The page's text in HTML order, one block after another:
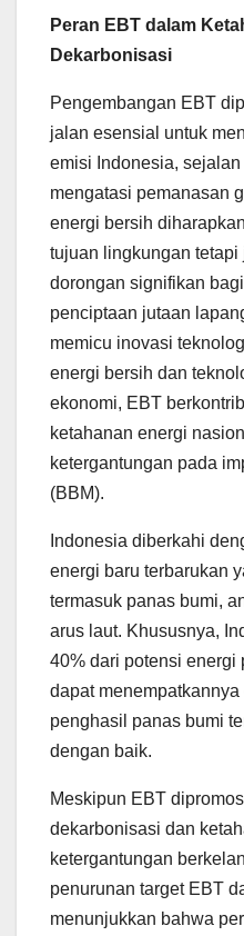
Peran EBT dalam
Dekarbonisasi
Pengembangan EBT
jalan esensial untuk
emisi Indonesia,
mengatasi pemanasan
energi bersih
tujuan lingkungan tetapi
dorongan signifikan
penciptaan jutaan
memicu inovasi
energi bersih dan
ekonomi, EBT
ketahanan energi
ketergantungan pada
(BBM).
Indonesia diberkahi
energi baru terbarukan
termasuk panas bumi,
arus laut. Khususnya,
40% dari potensi energi
dapat
penghasil panas bumi
dengan baik.
Meskipun EBT
dekarbonisasi dan
ketergantungan
penurunan target EBT
menunjukkan bahwa